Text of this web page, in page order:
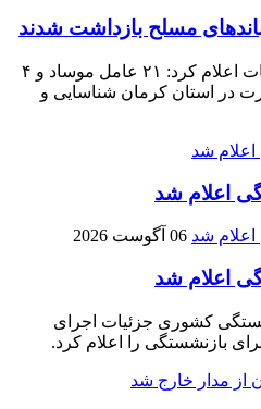
محمودآباد آنلاین : وزارت اطلاعات اعلام کرد: ۲۱ عامل موساد و ۴
در استان کرمان شناسایی و
اعلام شد
06 آگوست 2026
اعلام شد
کشوری جزئیات اجرای
بازنشستگی را اعلام کرد.